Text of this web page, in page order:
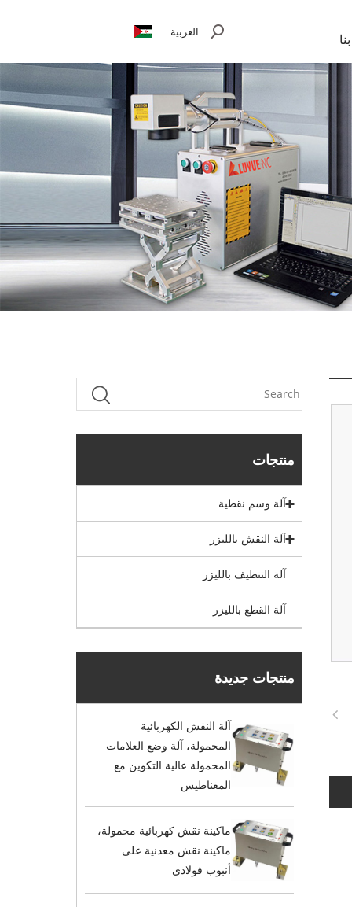
العربية
منتجات
آلة وسم نقطية
آلة النقش بالليزر
آلة التنظيف بالليزر
آلة القطع بالليزر
منتجات جديدة
آلة النقش الكهربائية
المحمولة، آلة وضع العلامات
المحمولة عالية التكوين مع
المغناطيس
ماكينة نقش كهربائية محمولة،
ماكينة نقش معدنية على
أنبوب فولاذي